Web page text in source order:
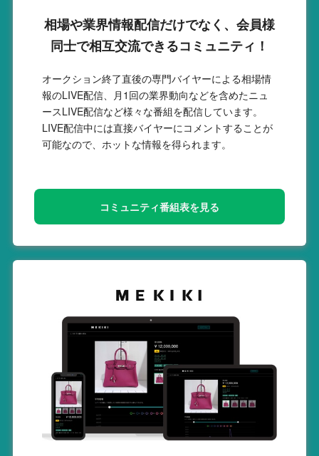
相場や業界情報配信だけでなく、会員様
同士で相互交流できるコミュニティ！
オークション終了直後の専門バイヤーによる相場情
報のLIVE配信、月1回の業界動向などを含めたニュ
ースLIVE配信など様々な番組を配信しています。
LIVE配信中には直接バイヤーにコメントすることが
可能なので、ホットな情報を得られます。
コミュニティ番組表を見る